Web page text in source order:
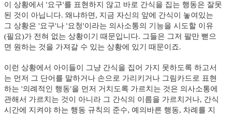
이 상황에서 '요구'를 표현하지 않고 바로 간식을 집는 행동은 잘못
된 것이 아닙니다. 왜냐하면, 지금 자신의 앞에 간식이 놓여있는
그 상황은 '요구'나 '요청'이라는 의사소통의 기능을 시도할 이유
(필요)가 전혀 없는 상황이기 때문입니다. 그들은 그저 팔만 뻗으
면 원하는 것을 가져갈 수 있는 상황에 있기 때문이죠.
이런 상황에서 아이들이 그냥 간식을 집어 가지 못하도록 하고서
는 먼저 그 단어를 말하거나 손으로 가리키거나 그림카드로 표현
하는 '의례적인 행동'을 먼저 거치도록 가르치는 것은 의사소통에
관해서 가르치는 것이 아니라 그 간식의 이름을 가르치거나, 간식
시간에 지켜야 하는 행동 규칙의 준수, 예의바른 행동, 차례를 지